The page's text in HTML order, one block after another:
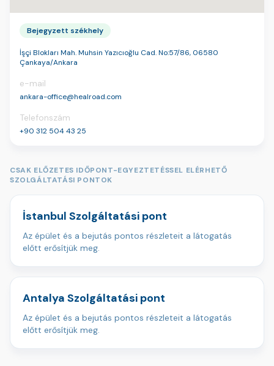
Bejegyzett székhely
İşçi Blokları Mah. Muhsin Yazıcıoğlu Cad. No:57/86, 06580
Çankaya/Ankara
e-mail
ankara-office@healroad.com
Telefonszám
+90 312 504 43 25
CSAK ELŐZETES IDŐPONT-EGYEZTETÉSSEL ELÉRHETŐ
SZOLGÁLTATÁSI PONTOK
İstanbul Szolgáltatási pont
Az épület és a bejutás pontos részleteit a látogatás
előtt erősítjük meg.
Antalya Szolgáltatási pont
Az épület és a bejutás pontos részleteit a látogatás
előtt erősítjük meg.